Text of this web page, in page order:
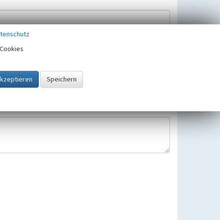
gespeichert und verwendet.
gültigen Europäischen